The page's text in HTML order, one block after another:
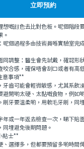
立即預約
嘅顔色去比對色板。呢個階段
。
個過程多由技術員喺實驗室完
調整：醫生會先試戴，確認形
咬合感，確保唔會刮口或者有高
事項**
齒可能會輕微敏感，尤其系飲
避開啲太硬、太黏嘅食物，例如
刷牙要溫柔啲，用軟毛牙刷，同
或一年返去檢查一次，睇下貼
同埋避免後期問題。
士**
選擇多，但都要預留多啲時間